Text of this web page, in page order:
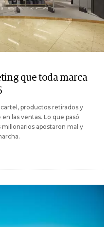
que toda marca
productos retirados y
las ventas. Lo que pasó
apostaron mal y